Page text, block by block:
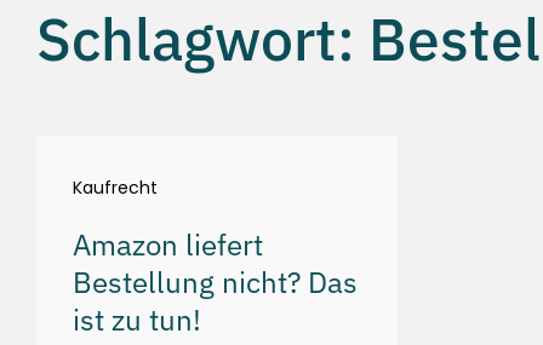
Schlagwort:
Kaufrecht
Amazon liefert
Bestellung nicht? Das
ist zu tun!